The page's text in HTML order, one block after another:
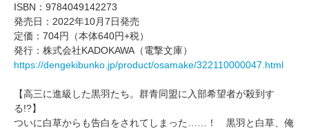
ISBN：9784049142273
発売日：2022年10月7日発売
定価：704円（本体640円+税）
発行：株式会社KADOKAWA（電撃文庫）
https://dengekibunko.jp/product/osamake/322110000047.html
【高三に進級した黒羽たち。群青同盟に入部希望者が殺到す
る!?】
ついに白草からも告白をされてしまった……！ 黒羽と白草、俺